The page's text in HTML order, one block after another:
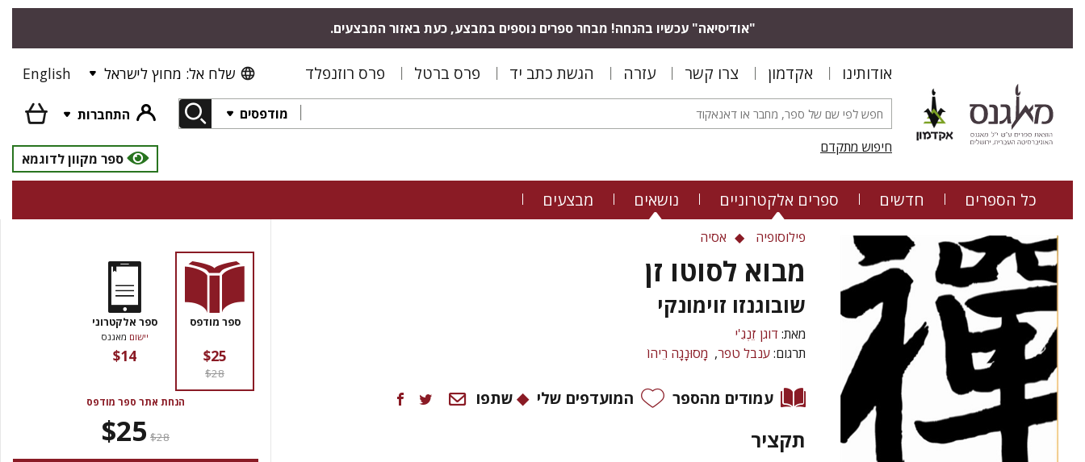
"אודיסיאה" עכשיו בהנחה! מבחר ספרים נוספים במבצע, כעת באזור המבצעים.
אודותינו אקדמון צרו קשר עזרה הגשת כתב יד פרס ברטל פרס רוזנפלד שלח אל: מחוץ לישראל English
מודפסים
התחברות
חיפוש מתקדם
ספר מקוון לדוגמא
כל הספרים חדשים ספרים אלקטרוניים נושאים מבצעים
פילוסופיה אסיה
מבוא לסוטו זן
שובוגנזו זוימונקי
מאת: דוגן זֵנְגִ'י
תרגום:ענבל טפר מָסוּנָגָה רֵיהוֹ
עמודים מהספר המועדפים שלי שתפו
תקציר
ספר מודפס
$25
$28
ספר אלקטרוני
יישום מאגנס
$14
הנחת אתר ספר מודפס
$28
$25